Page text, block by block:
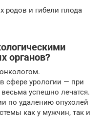
родов и гибели плода
органов?
сфере урологии — при
успешно лечатся.
по удалению опухолей
как у мужчин, так и